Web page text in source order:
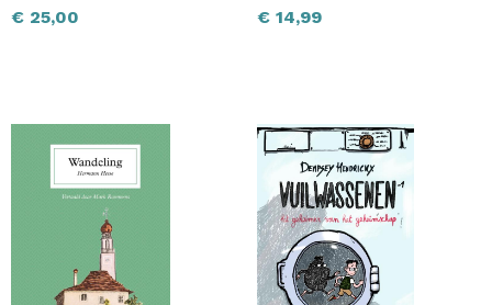
€ 25,00 € 14,99